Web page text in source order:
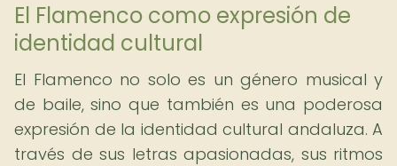
El Flamenco como expresión de
identidad cultural
El Flamenco no solo es un género musical y
de baile, sino que también es una poderosa
expresión de la identidad cultural andaluza. A
través de sus letras apasionadas, sus ritmos